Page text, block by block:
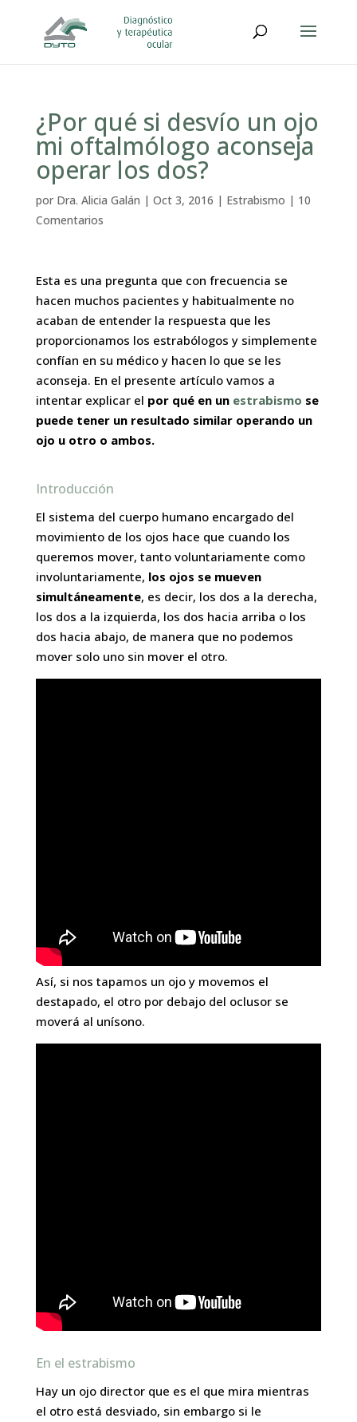
¿Por qué si desvío un ojo
mi oftalmólogo aconseja
operar los dos?
por Dra. Alicia Galán | Oct 3, 2016 | Estrabismo | 10
Comentarios
Esta es una pregunta que con frecuencia se
hacen muchos pacientes y habitualmente no
acaban de entender la respuesta que les
proporcionamos los estrabólogos y simplemente
confían en su médico y hacen lo que se les
aconseja. En el presente artículo vamos a
intentar explicar el por qué en un estrabismo se
puede tener un resultado similar operando un
ojo u otro o ambos.
Introducción
El sistema del cuerpo humano encargado del
movimiento de los ojos hace que cuando los
queremos mover, tanto voluntariamente como
involuntariamente, los ojos se mueven
simultáneamente, es decir, los dos a la derecha,
los dos a la izquierda, los dos hacia arriba o los
dos hacia abajo, de manera que no podemos
mover solo uno sin mover el otro.
Así, si nos tapamos un ojo y movemos el
destapado, el otro por debajo del oclusor se
moverá al unísono.
En el estrabismo
Hay un ojo director que es el que mira mientras
el otro está desviado, sin embargo si le